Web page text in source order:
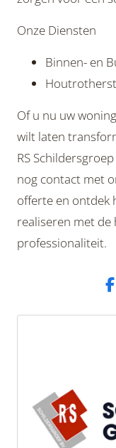
Onze Diensten
Binnen- en
Of u nu uw
wilt laten
RS
nog contact met
offerte en ontdek
realiseren met de
professionaliteit.